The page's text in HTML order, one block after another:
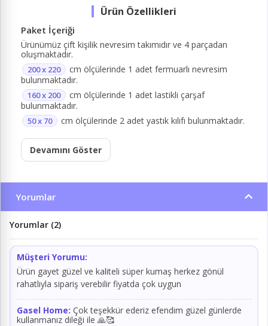
Paket İçeriği
Ürünümüz çift kişilik nevresim takımıdır ve 4 parçadan
oluşmaktadır.
200 x 220
cm ölçülerinde 1 adet fermuarlı nevresim
bulunmaktadır.
160 x 200
cm ölçülerinde 1 adet lastikli çarşaf
bulunmaktadır.
50 x 70 cm ölçülerinde 2 adet yastık kılıfı bulunmaktadır.
Devamını Göster
Yorumlar
Yorumlar (2)
Müşteri Yorumu:
Ürün gayet güzel ve kaliteli süper kumaş herkez gönül
rahatlıyla sipariş verebilir fiyatda çok uygun
Gasel Home: Çok teşekkür ederiz efendim güzel günlerde
kullanmanız dileği ile 🙏🥰